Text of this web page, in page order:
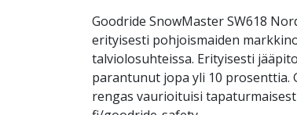
Goodride SnowMaster SW618
erityisesti pohjoismaiden
talviolosuhteissa. Erityisesti
parantunut jopa yli 10 prosenttia.
rengas vaurioituisi